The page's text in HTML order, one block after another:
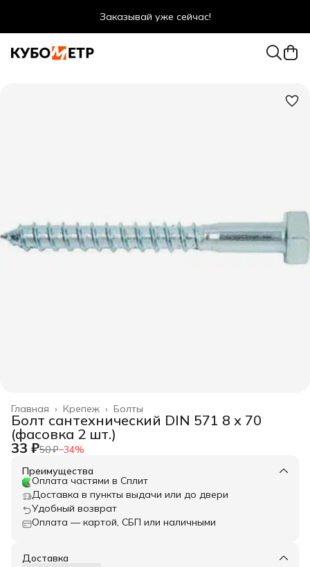
Заказывай уже сейчас!
Оптовые цены даже для физ. лиц
Болты
Крепеж ›
Главная ›
Болт сантехнический DIN 571 8 х 70
(фасовка 2 шт.)
33 ₽50 ₽−34%
Преимущества
Оплата частями в Сплит
Доставка в пункты выдачи или до двери
Удобный возврат
Оплата — картой, СБП или наличными
Доставка